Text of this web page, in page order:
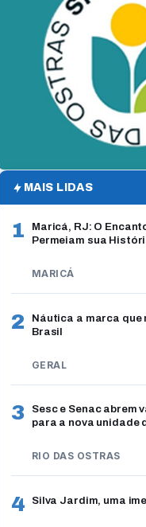
MAIS LIDAS
1
Maricá, RJ: O
Permeiam sua
MARICÁ
2
Náutica a marca
Brasil
GERAL
3
Sesc e Senac abrem
para a nova unidade
RIO DAS OSTRAS
4 Silva Jardim, uma